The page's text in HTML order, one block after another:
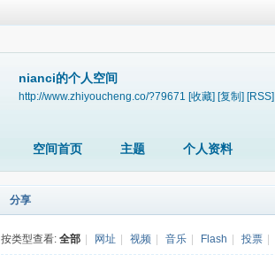
nianci的个人空间
http://www.zhiyoucheng.co/?79671 [收藏] [复制] [RSS]
空间首页 主题 个人资料
分享
按类型查看: 全部 网址 视频 音乐 Flash 投票